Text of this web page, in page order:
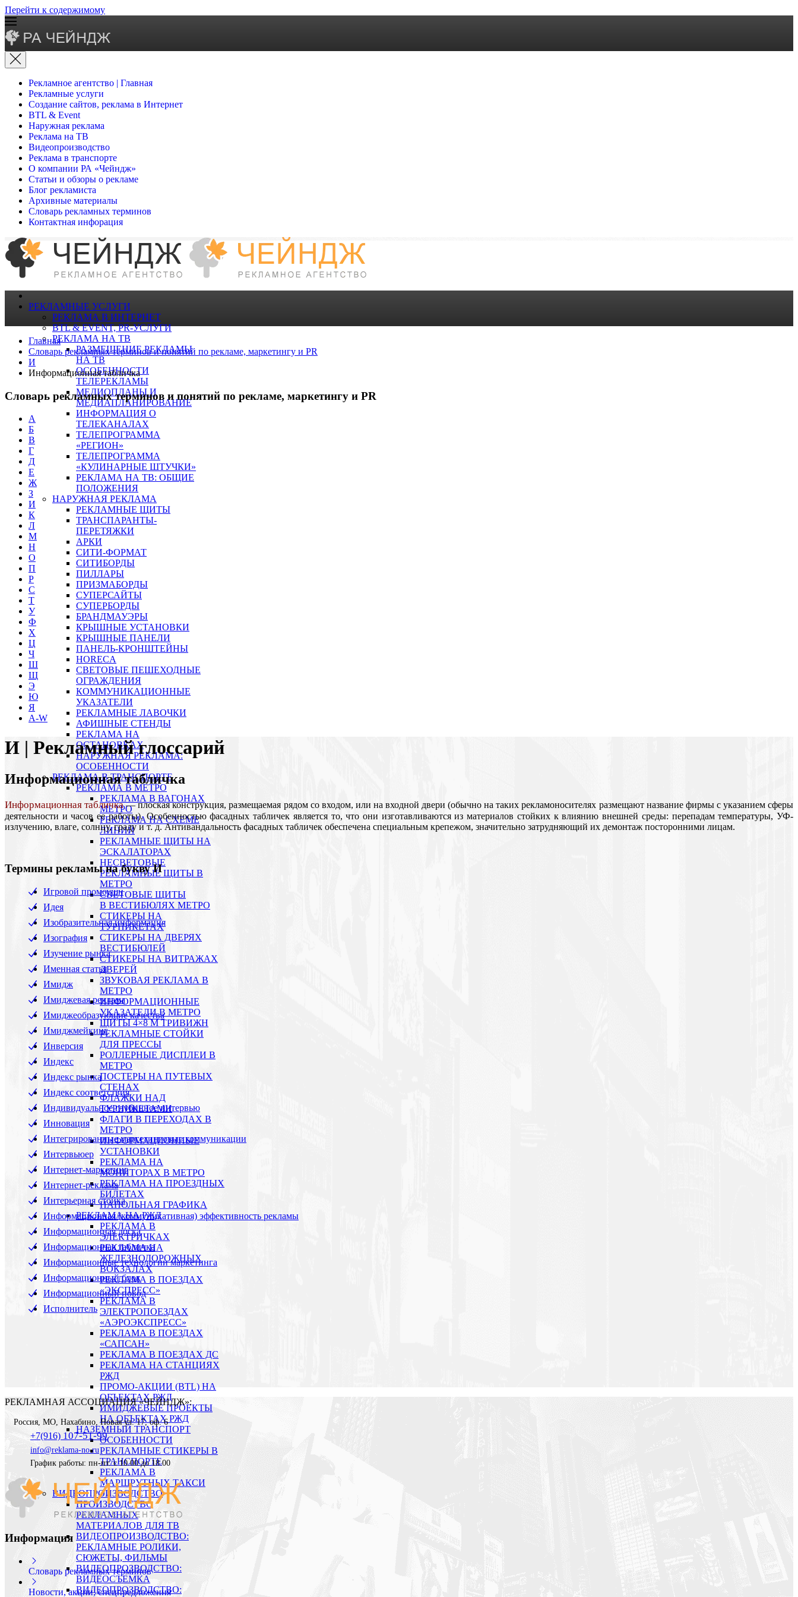
Перейти к содержимому
Рекламное агентство | Главная
Рекламные услуги
Создание сайтов, реклама в Интернет
BTL & Event
Наружная реклама
Реклама на ТВ
Видеопроизводство
Реклама в транспорте
О компании РА «Чейндж»
Статьи и обзоры о рекламе
Блог рекламиста
Архивные материалы
Словарь рекламных терминов
Контактная инфорация
РЕКЛАМНЫЕ УСЛУГИ
РЕКЛАМА В ИНТЕРНЕТ
BTL & EVENT, PR-УСЛУГИ
РЕКЛАМА НА ТВ
РАЗМЕЩЕНИЕ РЕКЛАМЫ
НА ТВ
ОСОБЕННОСТИ
ТЕЛЕРЕКЛАМЫ
МЕДИОПЛАНЫ И
МЕДИАПЛАНИРОВАНИЕ
ИНФОРМАЦИЯ О
ТЕЛЕКАНАЛАХ
ТЕЛЕПРОГРАММА
«РЕГИОН»
ТЕЛЕПРОГРАММА
«КУЛИНАРНЫЕ ШТУЧКИ»
РЕКЛАМА НА ТВ: ОБЩИЕ
ПОЛОЖЕНИЯ
НАРУЖНАЯ РЕКЛАМА
РЕКЛАМНЫЕ ЩИТЫ
ТРАНСПАРАНТЫ-
ПЕРЕТЯЖКИ
АРКИ
СИТИ-ФОРМАТ
СИТИБОРДЫ
ПИЛЛАРЫ
ПРИЗМАБОРДЫ
СУПЕРСАЙТЫ
СУПЕРБОРДЫ
БРАНДМАУЭРЫ
КРЫШНЫЕ УСТАНОВКИ
КРЫШНЫЕ ПАНЕЛИ
ПАНЕЛЬ-КРОНШТЕЙНЫ
HORECA
СВЕТОВЫЕ ПЕШЕХОДНЫЕ
ОГРАЖДЕНИЯ
КОММУНИКАЦИОННЫЕ
УКАЗАТЕЛИ
РЕКЛАМНЫЕ ЛАВОЧКИ
АФИШНЫЕ СТЕНДЫ
РЕКЛАМА НА
ОСТАНОВКАХ
НАРУЖНАЯ РЕКЛАМА:
ОСОБЕННОСТИ
РЕКЛАМА В ТРАНСПОРТЕ
РЕКЛАМА В МЕТРО
РЕКЛАМА В ВАГОНАХ
МЕТРО
РЕКЛАМА НА СХЕМЕ
ЛИНИЙ
РЕКЛАМНЫЕ ЩИТЫ НА
ЭСКАЛАТОРАХ
НЕСВЕТОВЫЕ
РЕКЛАМНЫЕ ЩИТЫ В
МЕТРО
СВЕТОВЫЕ ЩИТЫ
В ВЕСТИБЮЛЯХ МЕТРО
СТИКЕРЫ НА
ТУРНИКЕТАХ
CТИКЕРЫ НА ДВЕРЯХ
ВЕСТИБЮЛЕЙ
CТИКЕРЫ НА ВИТРАЖАХ
ДВЕРЕЙ
ЗВУКОВАЯ РЕКЛАМА В
МЕТРО
ИНФОРМАЦИОННЫЕ
УКАЗАТЕЛИ В МЕТРО
ЩИТЫ 4×8 М ТРИВИЖН
РЕКЛАМНЫЕ СТОЙКИ
ДЛЯ ПРЕССЫ
РОЛЛЕРНЫЕ ДИСПЛЕИ В
МЕТРО
ПОСТЕРЫ НА ПУТЕВЫХ
СТЕНАХ
ФЛАЖКИ НАД
ТУРНИКЕТАМИ
ФЛАГИ В ПЕРЕХОДАХ В
МЕТРО
ИНФОРМАЦИОННЫЕ
УСТАНОВКИ
РЕКЛАМА НА
МОНИТОРАХ В МЕТРО
РЕКЛАМА НА ПРОЕЗДНЫХ
БИЛЕТАХ
НАПОЛЬНАЯ ГРАФИКА
РЕКЛАМА НА РЖД
РЕКЛАМА В
ЭЛЕКТРИЧКАХ
РЕКЛАМА НА
ЖЕЛЕЗНОДОРОЖНЫХ
ВОКЗАЛАХ
РЕКЛАМА В ПОЕЗДАХ
«ЭКСПРЕСС»
РЕКЛАМА В
ЭЛЕКТРОПОЕЗДАХ
«АЭРОЭКСПРЕСС»
РЕКЛАМА В ПОЕЗДАХ
«САПСАН»
РЕКЛАМА В ПОЕЗДАХ ДС
РЕКЛАМА НА СТАНЦИЯХ
РЖД
ПРОМО-АКЦИИ (BTL) НА
ОБЪЕКТАХ РЖД
ИМИДЖЕВЫЕ ПРОЕКТЫ
НА ОБЪЕКТАХ РЖД
НАЗЕМНЫЙ ТРАНСПОРТ
ОСОБЕННОСТИ
РЕКЛАМНЫЕ СТИКЕРЫ В
ТРАНСПОРТЕ
РЕКЛАМА В
МАРШРУТНЫХ ТАКСИ
ВИДЕОПРОИЗВОДСТВО
ПРОИЗВОДСТВО
РЕКЛАМНЫХ
МАТЕРИАЛОВ ДЛЯ ТВ
ВИДЕОПРОИЗВОДСТВО:
РЕКЛАМНЫЕ РОЛИКИ,
СЮЖЕТЫ, ФИЛЬМЫ
ВИДЕОПРОЗВОДСТВО:
ВИДЕОСЪЕМКА
ВИДЕОПРОЗВОДСТВО:
Главная
Словарь рекламных терминов и понятий по рекламе, маркетингу и PR
И
Информационная табличка
Словарь рекламных терминов и понятий по рекламе, маркетингу и PR
А
Б
В
Г
Д
Е
Ж
З
И
К
Л
М
Н
О
П
Р
С
Т
У
Ф
Х
Ц
Ч
Ш
Щ
Э
Ю
Я
A-W
И | Рекламный глоссарий
Информационная табличка
Информационная табличка— плоская конструкция, размещаемая рядом со входом, или на входной двери (обычно на таких рекламоносителях размещают название фирмы с указанием сферы
деятельности и часов ее работы). Особенностью фасадных табличек является то, что они изготавливаются из материалов стойких к влиянию внешней среды: перепадам температуры, УФ-
излучению, влаге, солнцу, граду и т. д. Антивандальность фасадных табличек обеспечена специальным крепежом, значительно затрудняющий их демонтаж посторонними лицам.
Термины рекламы на букву И
Игровой промоушн
Идея
Изобразительная информация
Изография
Изучение рынка
Именная статья
Имидж
Имиджевая реклама
Имиджеобразующие качества
Имиджмейкинг
Инверсия
Индекс
Индекс рынка
Индекс соответствия
Индивидуальное глубинное интервью
Инновация
Интегрированные маргетинговые коммуникации
Интервьюер
Интернет-маркетинг
Интернет-реклама
Интерьерная стойка
Информационная (коммуникативная) эффективность рекламы
Информационная доска
Информационная табличка
Информационные технологии маркетинга
Информационный блок
Информационный повод
Исполнитель
РЕКЛАМНАЯ АССОЦИАЦИЯ «ЧЕЙНДЖ»:
Россия, МО, Нахабино ,Новая ул. 17, оф. 6
+7(916) 107-51-99
info@reklama-no.ru
График работы: пн-пт. с 10.00 до 18.00
Информация
Словарь рекламных терминов
Новости, акции, спецпредложения